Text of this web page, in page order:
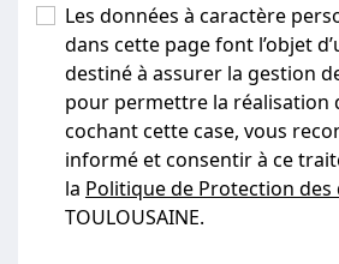
Les données à caractère
dans cette page font l’objet
destiné à assurer la gestion
pour permettre la réalisation
cochant cette case, vous
informé et consentir à ce
la Politique de Protection des
TOULOUSAINE.